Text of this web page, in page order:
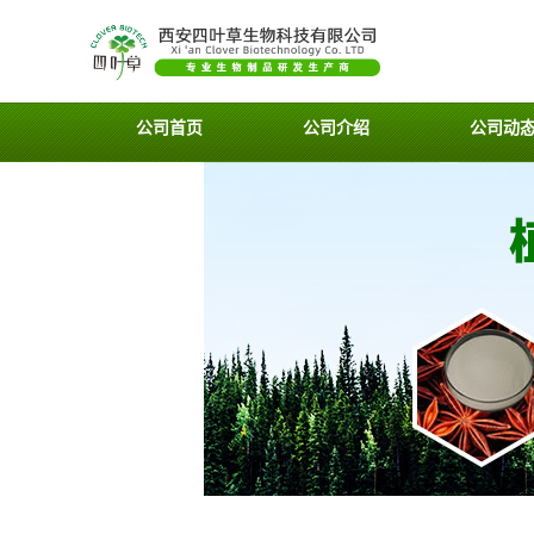
公司首页 公司介绍 公司动